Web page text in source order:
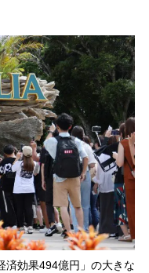
済効果494億円」の大きな